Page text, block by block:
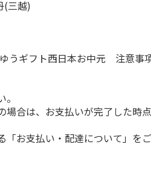
(三越)
うギフト西日本お中元 注意事
合は、お支払いが完了した時
「お支払い・配達について」を